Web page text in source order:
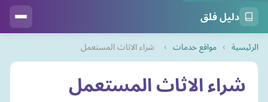
دليل فلق
الرئيسية › مواقع خدمات › شراء الاثاث المستعمل
شراء الاثاث المستعمل